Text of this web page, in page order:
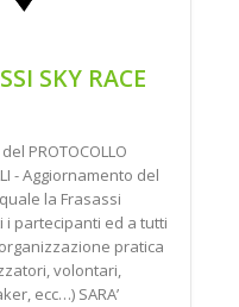
SKY RACE
PROTOCOLLO
- Aggiornamento del
la Frasassi
i partecipanti ed a tutti
pratica
volontari,
ecc…) SARA’